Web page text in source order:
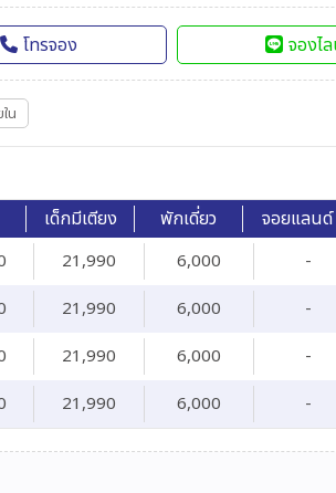
โทรจอง จองไ
น
เด็กมีเตียง พักเดี่ยว จอยแลนด์
21,990 6,000 -
21,990 6,000 -
21,990 6,000 -
21,990 6,000 -